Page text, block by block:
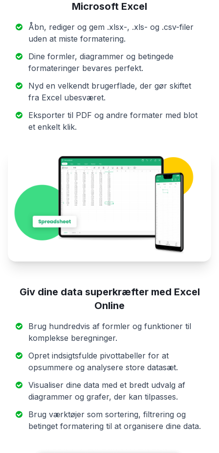
Microsoft Excel
Åbn, rediger og gem .xlsx-, .xls- og .csv-filer
uden at miste formatering.
Dine formler, diagrammer og betingede
formateringer bevares perfekt.
Nyd en velkendt brugerflade, der gør skiftet
fra Excel ubesværet.
Eksporter til PDF og andre formater med blot
et enkelt klik.
Giv dine data superkræfter med Excel
Online
Brug hundredvis af formler og funktioner til
komplekse beregninger.
Opret indsigtsfulde pivottabeller for at
opsummere og analysere store datasæt.
Visualiser dine data med et bredt udvalg af
diagrammer og grafer, der kan tilpasses.
Brug værktøjer som sortering, filtrering og
betinget formatering til at organisere dine data.